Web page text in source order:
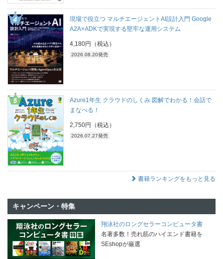
現場で役立つ マルチエージェントAI設計入門 Google
A2A×ADKで実現する堅牢な運用システム
4,180円（税込）
2026.08.20発売
Azure1年生 クラウドのしくみ 図解でわかる！会話で
まなべる！
2,750円（税込）
2026.07.27発売
書籍ランキングをもっと見る
キャンペーン・特集
翔泳社のロングセラーコンピュータ書
名著多数！売れ筋のハイエンド書籍を
SEshopが厳選